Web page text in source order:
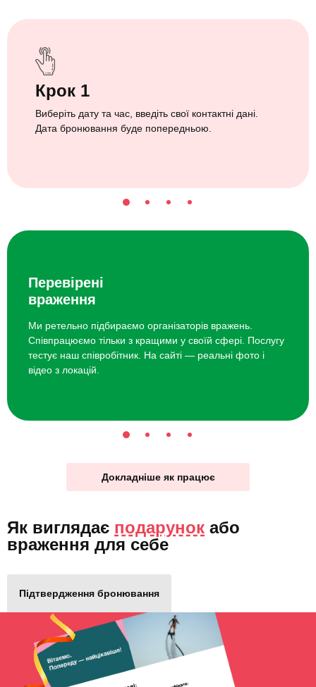
Крок 1
Виберіть дату та час, введіть свої контактні дані.
Дата бронювання буде попередньою.
Перевірені
враження
Ми ретельно підбираємо організаторів вражень.
Співпрацюємо тільки з кращими у своїй сфері. Послугу
тестує наш співробітник. На сайті — реальні фото і
відео з локацій.
Докладніше як працює
Як виглядає подарунок або
враження для себе
Підтвердження бронювання